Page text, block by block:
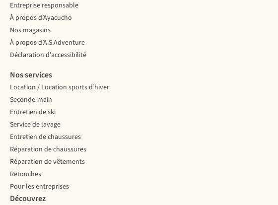
Entreprise responsable
À propos d’Ayacucho
Nos magasins
À propos d’A.S.Adventure
Déclaration d'accessibilité
Nos services
Location / Location sports d’hiver
Seconde-main
Entretien de ski
Service de lavage
Entretien de chaussures
Réparation de chaussures
Réparation de vêtements
Retouches
Pour les entreprises
Découvrez